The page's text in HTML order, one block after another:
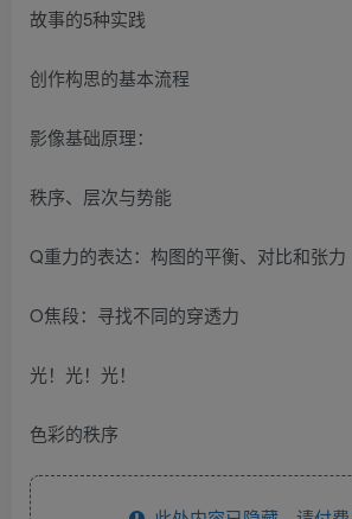
故事的5种实践
创作构思的基本流程
影像基础原理：
秩序、层次与势能
Q重力的表达：构图的平衡、对比和张力
O焦段：寻找不同的穿透力
光！光！光！
色彩的秩序